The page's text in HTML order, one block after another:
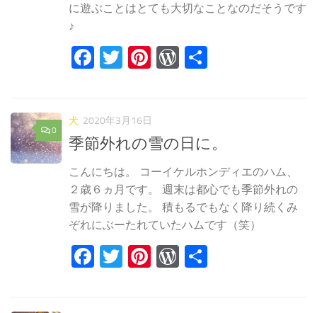
に遊ぶことはとても大切なことなのだそうです
♪
Facebook
Twitter
Pinterest
WordPress
0
犬 2020年3月16日
季節外れの雪の日に。
こんにちは。 コーイケルホンディエのハム、
２歳６ヵ月です。 週末は都心でも季節外れの
雪が降りました。 積もるでもなく降り続くみ
ぞれにぶーたれていたハムです（笑）
Facebook
Twitter
Pinterest
WordPress